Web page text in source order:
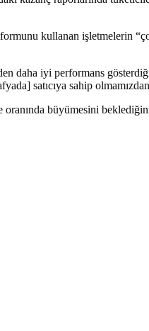
kullanan işletmelerin
daha iyi performans
satıcıya sahip
büyümesini